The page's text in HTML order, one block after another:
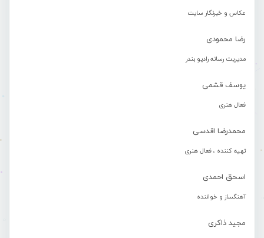
عکاس و خبرنگار سایت
رضا محمودی
مدیریت رسانه رادیو بندر
یوسف قشمی
فعال هنری
محمدرضا اقدسی
تهیه کننده ، فعال هنری
اسحق احمدی
آهنگساز و خواننده
مجید ذاکری